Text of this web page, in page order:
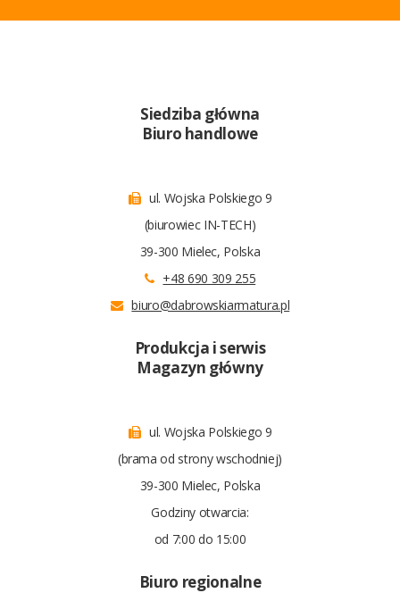
Siedziba główna
Biuro handlowe
ul. Wojska Polskiego 9
(biurowiec IN-TECH)
39-300 Mielec, Polska
+48 690 309 255
biuro@dabrowskiarmatura.pl
Produkcja i serwis
Magazyn główny
ul. Wojska Polskiego 9
(brama od strony wschodniej)
39-300 Mielec, Polska
Godziny otwarcia:
od 7:00 do 15:00
Biuro regionalne